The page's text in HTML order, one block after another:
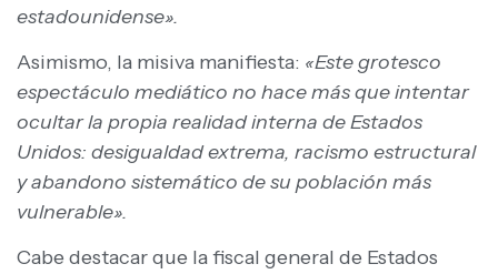
estadounidense».
Asimismo, la misiva manifiesta: «Este grotesco
espectáculo mediático no hace más que intentar
ocultar la propia realidad interna de Estados
Unidos: desigualdad extrema, racismo estructural
y abandono sistemático de su población más
vulnerable».
Cabe destacar que la fiscal general de Estados